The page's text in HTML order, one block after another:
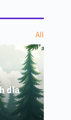
All
dla